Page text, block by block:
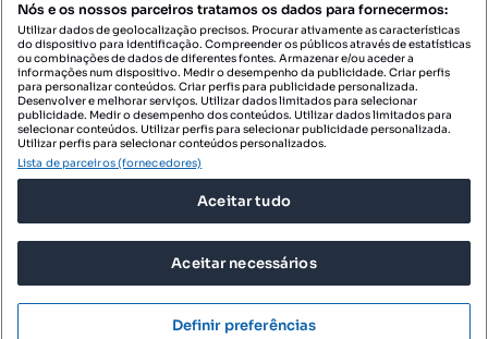
Mensagens
DESCARREGAR NA:
© 2026 Imovirtual.com, OLX Portugal, S.A.
POLÍTICA DE PRIVACIDADE
Nós e os nossos parceiros tratamos os dados para fornecermos:
Utilizar dados de geolocalização precisos. Procurar ativamente as características
do dispositivo para identificação. Compreender os públicos através de estatísticas
ou combinações de dados de diferentes fontes. Armazenar e/ou aceder a
informações num dispositivo. Medir o desempenho da publicidade. Criar perfis
para personalizar conteúdos. Criar perfis para publicidade personalizada.
Desenvolver e melhorar serviços. Utilizar dados limitados para selecionar
publicidade. Medir o desempenho dos conteúdos. Utilizar dados limitados para
selecionar conteúdos. Utilizar perfis para selecionar publicidade personalizada.
Utilizar perfis para selecionar conteúdos personalizados.
Lista de parceiros (fornecedores)
Aceitar tudo
Aceitar necessários
Definir preferências